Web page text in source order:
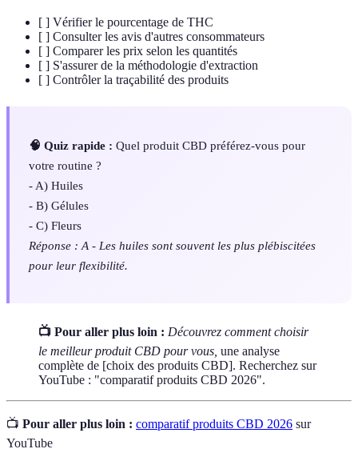
[ ] Vérifier le pourcentage de THC
[ ] Consulter les avis d'autres consommateurs
[ ] Comparer les prix selon les quantités
[ ] S'assurer de la méthodologie d'extraction
[ ] Contrôler la traçabilité des produits
🧠 Quiz rapide : Quel produit CBD préférez-vous pour
votre routine ?
- A) Huiles
- B) Gélules
- C) Fleurs
Réponse : A - Les huiles sont souvent les plus plébiscitées
pour leur flexibilité.
📺 Pour aller plus loin : Découvrez comment choisir
le meilleur produit CBD pour vous, une analyse
complète de [choix des produits CBD]. Recherchez sur
YouTube : "comparatif produits CBD 2026".
📺 Pour aller plus loin : comparatif produits CBD 2026 sur
YouTube